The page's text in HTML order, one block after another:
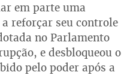
em parte uma
reforçar seu controle
no Parlamento
e desbloqueou o
pelo poder após a